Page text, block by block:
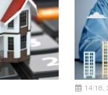
14:18,